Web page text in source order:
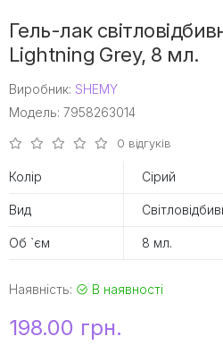
Гель-лак
Lightning Grey, 8 мл.
Виробник: SHEMY
Модель: 7958263014
0 відгуків
Колір Сірий
Вид
Об `єм 8 мл.
Наявність: В наявності
198.00 грн.